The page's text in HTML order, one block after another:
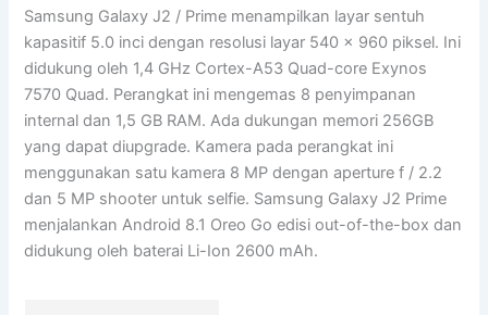
Samsung Galaxy J2 / Prime menampilkan layar sentuh
kapasitif 5.0 inci dengan resolusi layar 540 x 960 piksel. Ini
didukung oleh 1,4 GHz Cortex-A53 Quad-core Exynos
7570 Quad. Perangkat ini mengemas 8 penyimpanan
internal dan 1,5 GB RAM. Ada dukungan memori 256GB
yang dapat diupgrade. Kamera pada perangkat ini
menggunakan satu kamera 8 MP dengan aperture f / 2.2
dan 5 MP shooter untuk selfie. Samsung Galaxy J2 Prime
menjalankan Android 8.1 Oreo Go edisi out-of-the-box dan
didukung oleh baterai Li-Ion 2600 mAh.